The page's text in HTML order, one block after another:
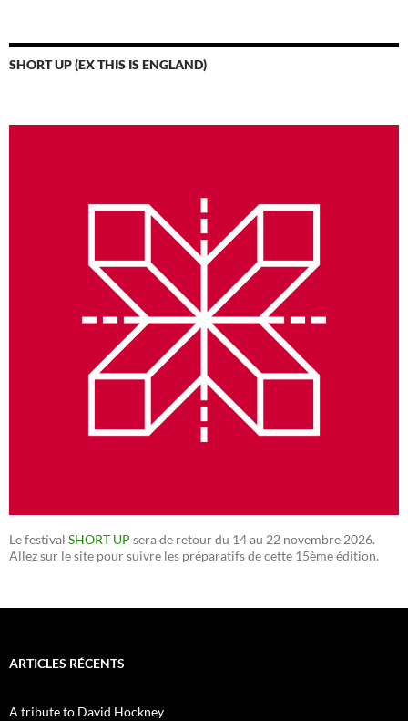
SHORT UP (EX THIS IS ENGLAND)
Le festival SHORT UP sera de retour du 14 au 22 novembre 2026.
Allez sur le site pour suivre les préparatifs de cette 15ème édition.
ARTICLES RÉCENTS
A tribute to David Hockney